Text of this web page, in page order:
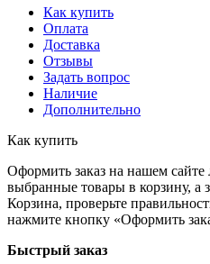
Как купить
Оплата
Доставка
Отзывы
Задать вопрос
Наличие
Дополнительно
Как купить
Оформить заказ на нашем сайте
выбранные товары в корзину, а
Корзина, проверьте
нажмите кнопку «Оформить
Быстрый заказ